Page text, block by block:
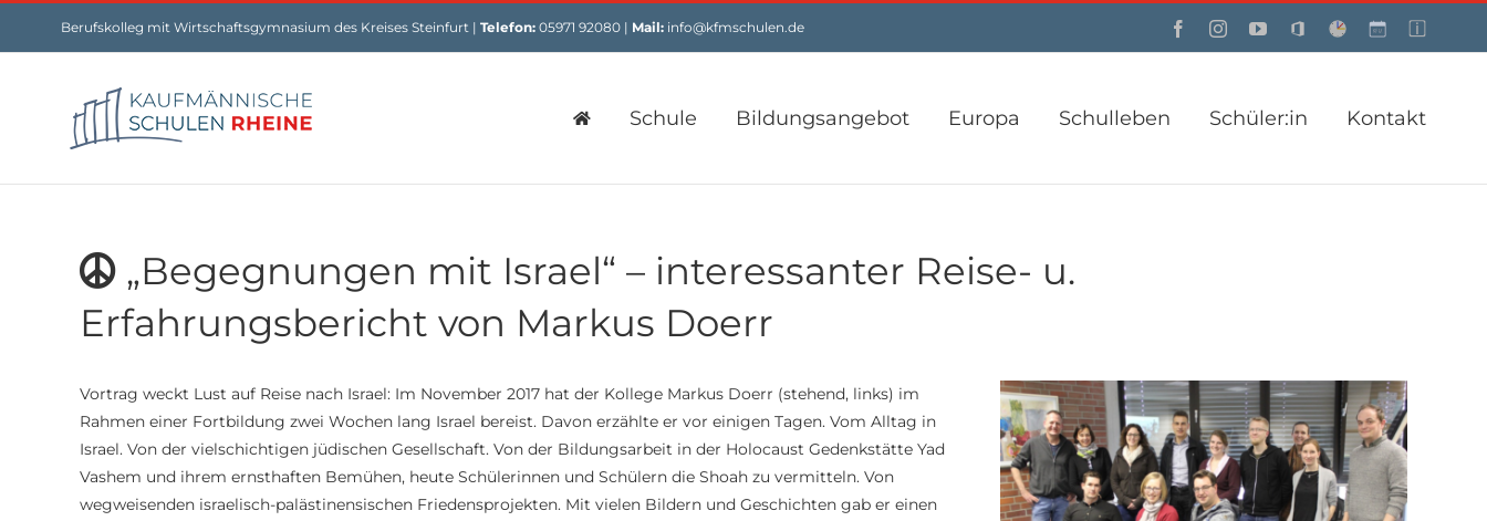
Berufskolleg mit Wirtschaftsgymnasium des Kreises Steinfurt | Telefon: 05971 92080 | Mail: info@kfmschulen.de FacebookInstagramYouTube
OfficeWebuntisCustomCustom
Schule Bildungsangebot Europa Schulleben Schüler:in Kontakt
„Begegnungen mit Israel“ – interessanter Reise- u.
Erfahrungsbericht von Markus Doerr
Vortrag weckt Lust auf Reise nach Israel: Im November 2017 hat der Kollege Markus Doerr (stehend, links) im
Rahmen einer Fortbildung zwei Wochen lang Israel bereist. Davon erzählte er vor einigen Tagen. Vom Alltag in
Israel. Von der vielschichtigen jüdischen Gesellschaft. Von der Bildungsarbeit in der Holocaust Gedenkstätte Yad
Vashem und ihrem ernsthaften Bemühen, heute Schülerinnen und Schülern die Shoah zu vermitteln. Von
wegweisenden israelisch-palästinensischen Friedensprojekten. Mit vielen Bildern und Geschichten gab er einen